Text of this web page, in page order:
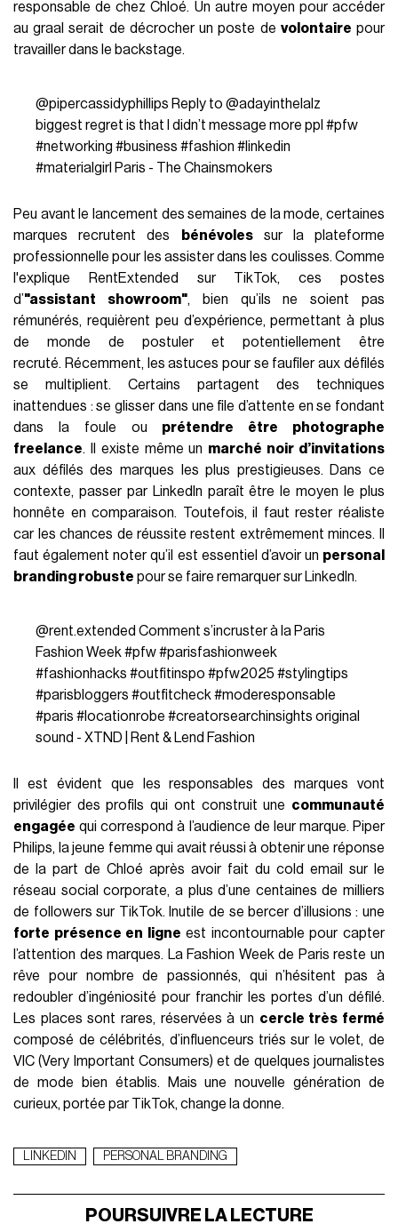
responsable de chez Chloé. Un autre moyen pour accéder
au graal serait de décrocher un poste de volontaire pour
travailler dans le backstage.
@pipercassidyphillips Reply to @adayinthelalz
biggest regret is that I didn’t message more ppl #pfw
#networking #business #fashion #linkedin
#materialgirl Paris - The Chainsmokers
Peu avant le lancement des semaines de la mode, certaines
marques recrutent des
bénévolessur la plateforme
professionnelle pour les assister dans les coulisses. Comme
l'explique RentExtended sur TikTok, ces postes
d’"assistant showroom", bien qu’ils ne soient pas
rémunérés, requièrent peu d’expérience, permettant à plus
de monde de postuler et potentiellement être
recruté. Récemment, les astuces pour se faufiler aux défilés
se multiplient. Certains partagent des techniques
inattendues : se glisser dans une file d’attente en se fondant
dans la foule ou prétendre être photographe
freelance. Il existe même un marché noir d’invitations
aux défilés des marques les plus prestigieuses. Dans ce
contexte, passer par LinkedIn paraît être le moyen le plus
honnête en comparaison. Toutefois, il faut rester réaliste
car les chances de réussite restent extrêmement minces. Il
faut également noter qu’il est essentiel d’avoir un personal
branding robuste pour se faire remarquer sur LinkedIn.
@rent.extended Comment s’incruster à la Paris
Fashion Week #pfw#parisfashionweek
#fashionhacks #outfitinspo #pfw2025 #stylingtips
#parisbloggers #outfitcheck #moderesponsable
#paris #locationrobe #creatorsearchinsights original
sound - XTND | Rent & Lend Fashion
Il est évident que les responsables des marques vont
privilégier des profils qui ont construit une communauté
engagée qui correspond à l’audience de leur marque. Piper
Philips, la jeune femme qui avait réussi à obtenir une réponse
de la part de Chloé après avoir fait du cold email sur le
réseau social corporate, a plus d’une centaines de milliers
de followers sur TikTok. Inutile de se bercer d’illusions : une
forte présence en ligne est incontournable pour capter
l’attention des marques. La Fashion Week de Paris reste un
rêve pour nombre de passionnés, qui n’hésitent pas à
redoubler d’ingéniosité pour franchir les portes d’un défilé.
Les places sont rares, réservées à un cercle très fermé
composé de célébrités, d’influenceurs triés sur le volet, de
VIC (Very Important Consumers) et de quelques journalistes
de mode bien établis. Mais une nouvelle génération de
curieux, portée par TikTok, change la donne.
LINKEDIN PERSONAL BRANDING
POURSUIVRE LA LECTURE